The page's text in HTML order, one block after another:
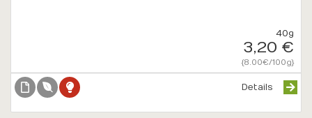
40g
3,20 €
{8.00€/100g}
Details